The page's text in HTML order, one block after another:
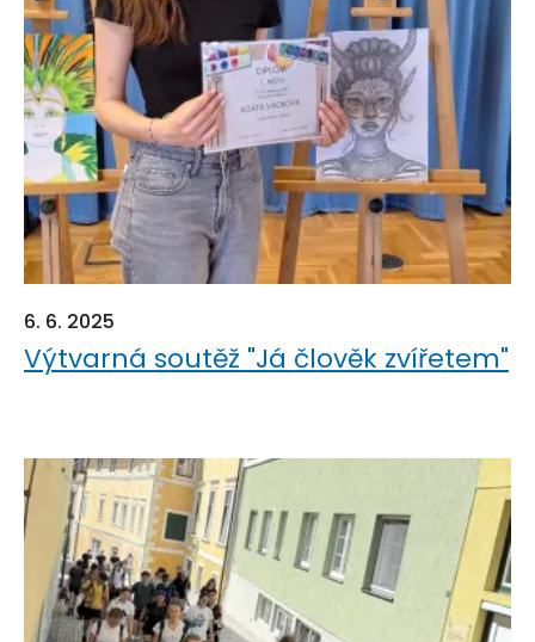
6. 6. 2025
Výtvarná soutěž "Já člověk zvířetem"